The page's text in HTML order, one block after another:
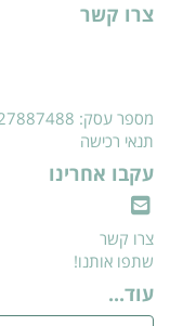
צרו קשר
מספר עסק: 27887488
תנאי רכישה
עקבו אחרינו
צרו קשר
שתפו אותנו!
עוד...